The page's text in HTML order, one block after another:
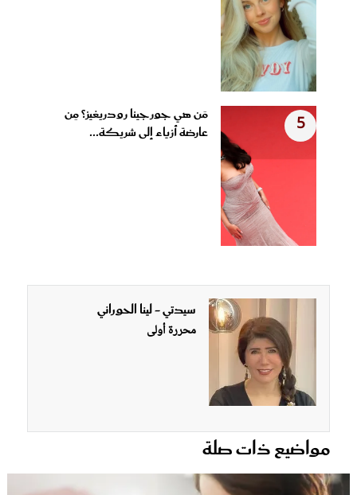
5
مَن هي جورجينا رودريغيز؟ مِن
عارضة أزياء إلى شريكة...
سيدتي - لينا الحوراني
محررة أولى
مواضيع ذات صلة